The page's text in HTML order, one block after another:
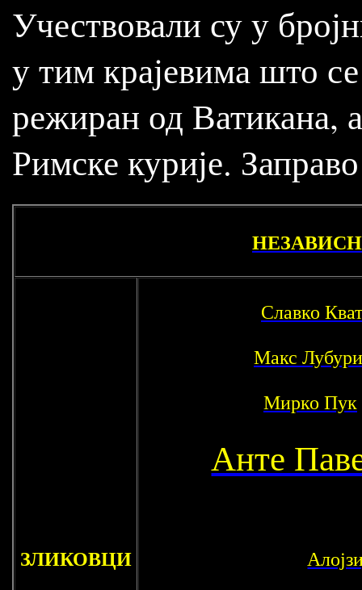
Учествовали су у
у тим крајевима што
режиран од Ватикана,
Римске курије.
ЗЛИКОВЦИ
Славко
Макс
Мирко Пук
Анте